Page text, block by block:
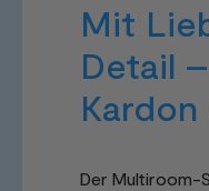
Mit
Detail
Der Multiroom-